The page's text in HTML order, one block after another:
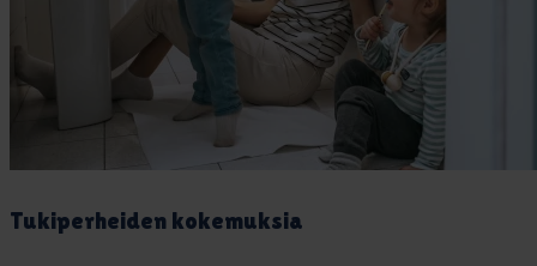
Tu­ki­per­hei­den ko­ke­muk­sia